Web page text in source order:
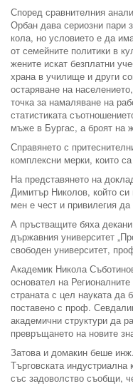
Според сравнителния
Орбан дава сериозни пари
кола, но условието е да
от семейните политики в
жените искат безплатни
храна в училище и други
остаряване на
точка за намаляване на
статистиката
мъже в Бургас, а броят на
Справянето с
комплексни мерки, които
На представянето на
Димитър Николов, който си
мен е чест и привилегия
А пръстващите бяха
държавния университет
свободен университет,
Академик Никола
основател на
страната с цел науката да
поставено с проф.
академични структури да
превръщането на новите
Затова и домакин беше
Търговската
със задоволство съобщи,